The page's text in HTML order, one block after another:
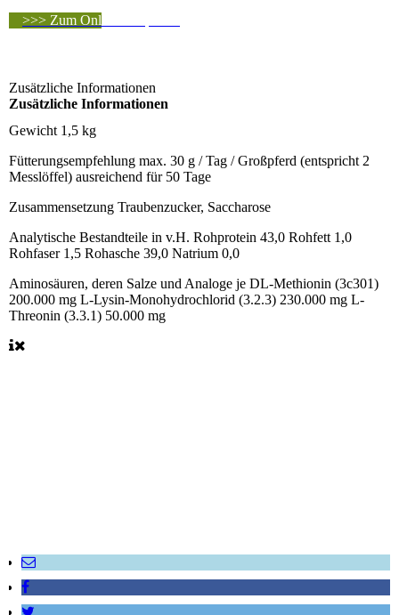
>>> Zum Online-Shop <<<
Zusätzliche Informationen
Zusätzliche Informationen
Gewicht 1,5 kg
Fütterungsempfehlung max. 30 g / Tag / Großpferd (entspricht 2
Messlöffel) ausreichend für 50 Tage
Zusammensetzung Traubenzucker, Saccharose
Analytische Bestandteile in v.H. Rohprotein 43,0 Rohfett 1,0
Rohfaser 1,5 Rohasche 39,0 Natrium 0,0
Aminosäuren, deren Salze und Analoge je DL-Methionin (3c301)
200.000 mg L-Lysin-Monohydrochlorid (3.2.3) 230.000 mg L-
Threonin (3.3.1) 50.000 mg